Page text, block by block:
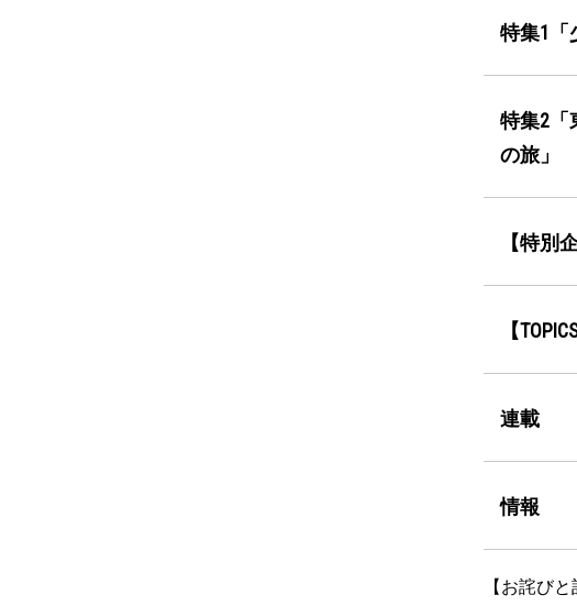
特集1「
特集2
の旅」
【特別
【
連載
情報
【お詫びと